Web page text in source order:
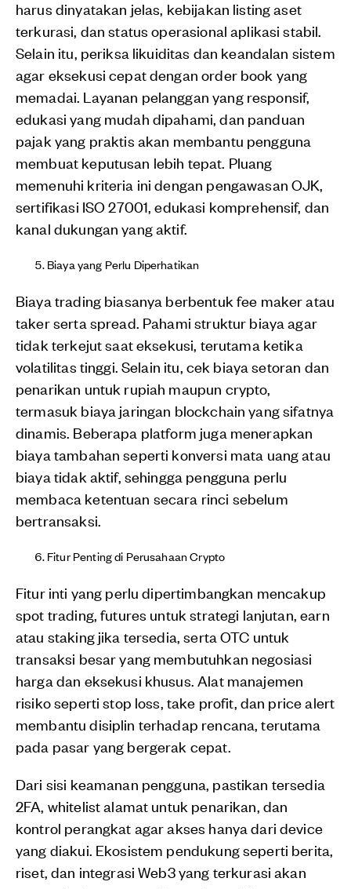
harus dinyatakan jelas, kebijakan listing aset
terkurasi, dan status operasional aplikasi stabil.
Selain itu, periksa likuiditas dan keandalan sistem
agar eksekusi cepat dengan order book yang
memadai. Layanan pelanggan yang responsif,
edukasi yang mudah dipahami, dan panduan
pajak yang praktis akan membantu pengguna
membuat keputusan lebih tepat. Pluang
memenuhi kriteria ini dengan pengawasan OJK,
sertifikasi ISO 27001, edukasi komprehensif, dan
kanal dukungan yang aktif.
Biaya yang Perlu Diperhatikan
Biaya trading biasanya berbentuk fee maker atau
taker serta spread. Pahami struktur biaya agar
tidak terkejut saat eksekusi, terutama ketika
volatilitas tinggi. Selain itu, cek biaya setoran dan
penarikan untuk rupiah maupun crypto,
termasuk biaya jaringan blockchain yang sifatnya
dinamis. Beberapa platform juga menerapkan
biaya tambahan seperti konversi mata uang atau
biaya tidak aktif, sehingga pengguna perlu
membaca ketentuan secara rinci sebelum
bertransaksi.
Fitur Penting di Perusahaan Crypto
Fitur inti yang perlu dipertimbangkan mencakup
spot trading, futures untuk strategi lanjutan, earn
atau staking jika tersedia, serta OTC untuk
transaksi besar yang membutuhkan negosiasi
harga dan eksekusi khusus. Alat manajemen
risiko seperti stop loss, take profit, dan price alert
membantu disiplin terhadap rencana, terutama
pada pasar yang bergerak cepat.
Dari sisi keamanan pengguna, pastikan tersedia
2FA, whitelist alamat untuk penarikan, dan
kontrol perangkat agar akses hanya dari device
yang diakui. Ekosistem pendukung seperti berita,
riset, dan integrasi Web3 yang terkurasi akan